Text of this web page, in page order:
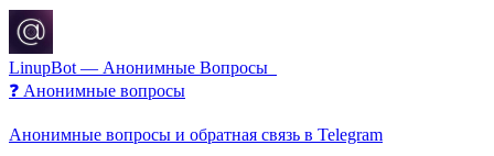
LinupBot — Анонимные Вопросы ️‍ ️
❓ Анонимные вопросы
Анонимные вопросы и обратная связь в Telegram